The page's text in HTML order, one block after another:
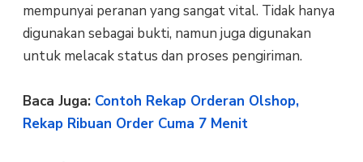
mempunyai peranan yang sangat vital. Tidak hanya
digunakan sebagai bukti, namun juga digunakan
untuk melacak status dan proses pengiriman.
Baca Juga: Contoh Rekap Orderan Olshop,
Rekap Ribuan Order Cuma 7 Menit